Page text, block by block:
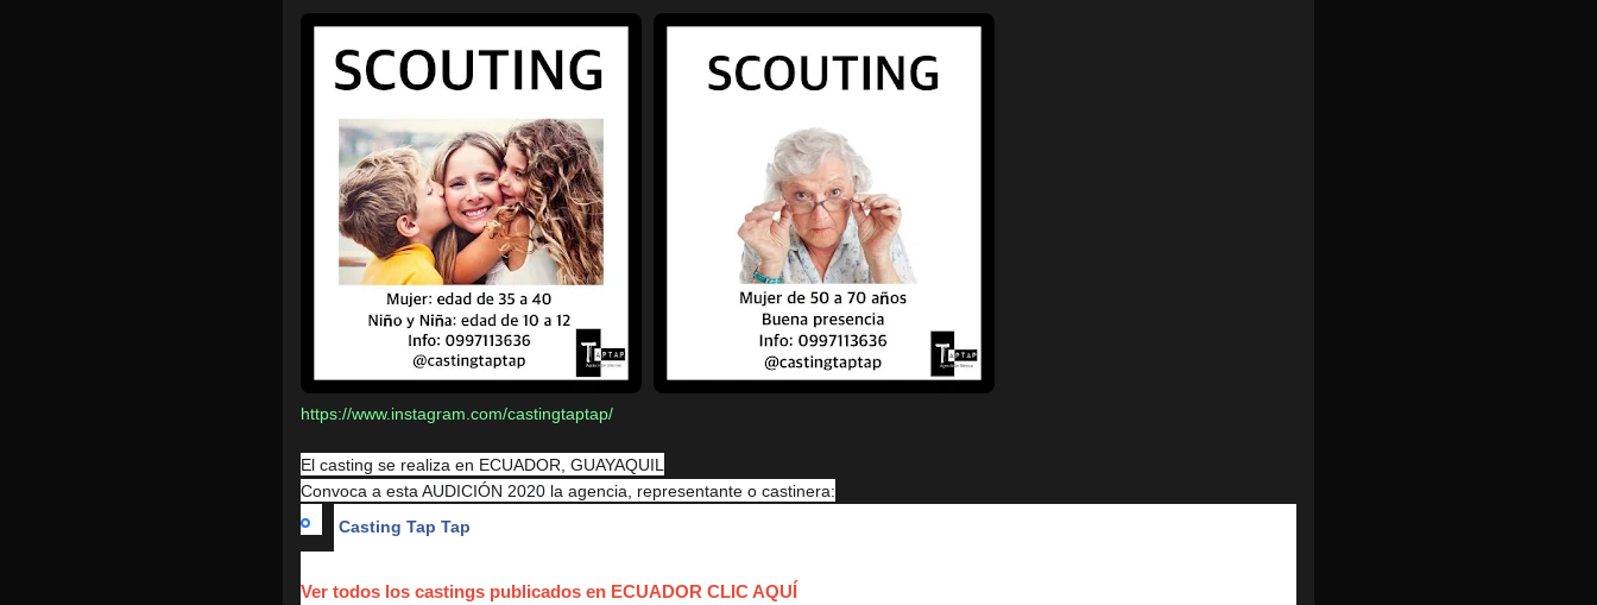
https://www.instagram.com/castingtaptap/
El casting se realiza en ECUADOR, GUAYAQUIL
Convoca a esta AUDICIÓN 2020 la agencia, representante o castinera:
Casting Tap Tap
Ver todos los castings publicados en ECUADOR CLIC AQUÍ